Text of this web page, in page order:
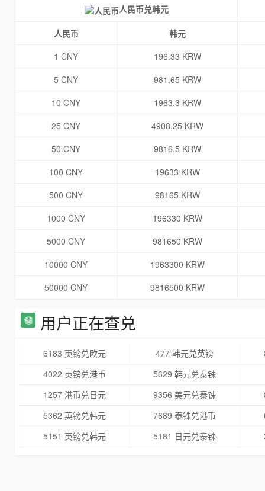
人民币兑韩元
人民币
韩元
1 CNY
196.33 KRW
5 CNY
981.65 KRW
10 CNY
1963.3 KRW
25 CNY
4908.25 KRW
50 CNY
9816.5 KRW
100 CNY
19633 KRW
500 CNY
98165 KRW
1000 CNY
196330 KRW
5000 CNY
981650 KRW
10000 CNY
1963300 KRW
50000 CNY
9816500 KRW
用户正在查兑
6183 英镑兑欧元 477 韩元兑英镑
4022 英镑兑港币
5629 韩元兑泰铢
1257 港币兑日元
9356 美元兑泰铢
5362 英镑兑韩元
7689 泰铢兑港币
5151 英镑兑韩元
5181 日元兑泰铢